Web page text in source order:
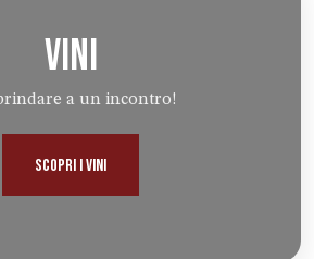
VINI
a un incontro!
SCOPRI I VINI